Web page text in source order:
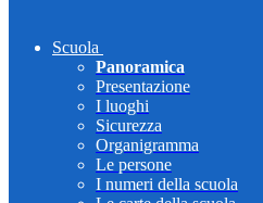
Scuola
Panoramica
Presentazione
I luoghi
Sicurezza
Organigramma
Le persone
I numeri della scuola